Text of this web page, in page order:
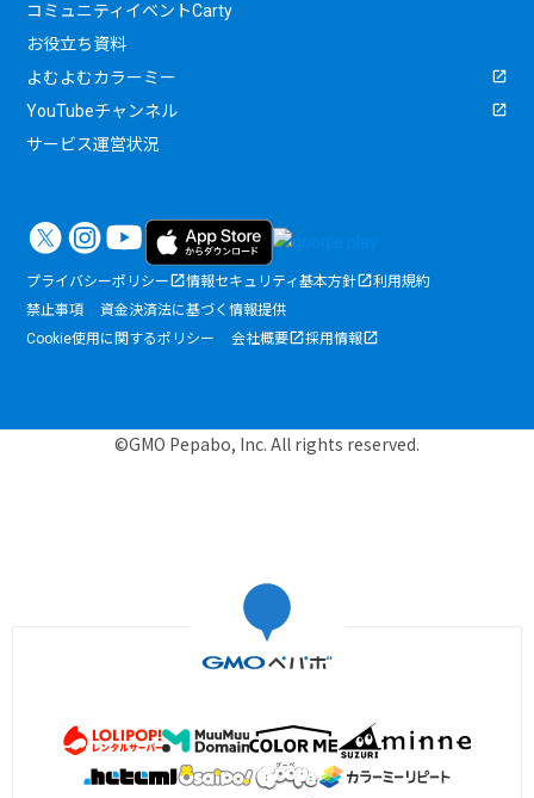
コミュニティイベントCarty
お役立ち資料
よむよむカラーミー
YouTubeチャンネル
サービス運営状況
プライバシーポリシー 情報セキュリティ基本方針
利用規約
禁止事項
資金決済法に基づく情報提供
Cookie使用に関するポリシー
会社概要 採用情報
©GMO Pepabo, Inc. All rights reserved.